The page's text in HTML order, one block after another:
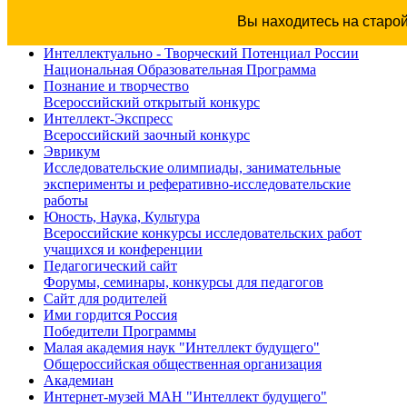
Вы находитесь на
Интеллектуально - Творческий Потенциал России
Национальная Образовательная Программа
Познание и творчество
Всероссийский открытый конкурс
Интеллект-Экспресс
Всероссийский заочный конкурс
Эврикум
Исследовательские олимпиады, занимательные
эксперименты и реферативно-исследовательские
работы
Юность, Наука, Культура
Всероссийские конкурсы исследовательских работ
учащихся и конференции
Педагогический сайт
Форумы, семинары, конкурсы для педагогов
Сайт для родителей
Ими гордится Россия
Победители Программы
Малая академия наук "Интеллект будущего"
Общероссийская общественная организация
Академиан
Интернет-музей МАН "Интеллект будущего"